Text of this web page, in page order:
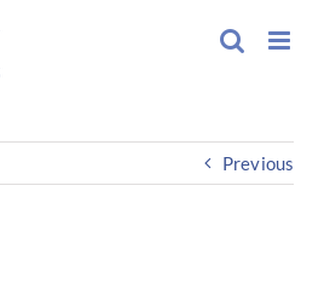
las cadenas de suministro
Previous